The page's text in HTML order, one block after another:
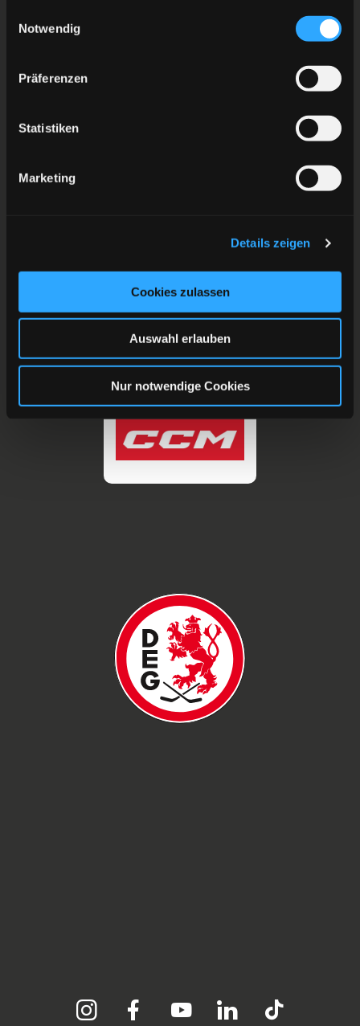
Notwendig
Präferenzen
Statistiken
Marketing
Details zeigen
Cookies zulassen
Auswahl erlauben
Nur notwendige Cookies